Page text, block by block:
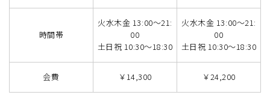
時間帯
火水木金 13:00～21:
00
土日祝 10:30～18:30
火水木金 13:00～21:
00
土日祝 10:30～18:30
会費 ￥14,300 ￥24,200